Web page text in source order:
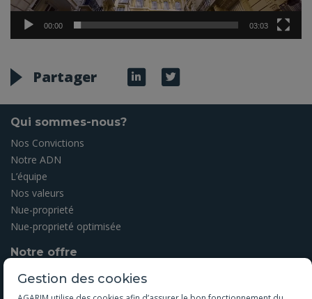
00:00 03:03
Partager
Qui sommes-nous?
Nos Convictions
Notre ADN
L’équipe
Nos valeurs
Nue-proprieté
Nue-proprieté optimisée
Notre offre
Offres en cours
Gestion des cookies